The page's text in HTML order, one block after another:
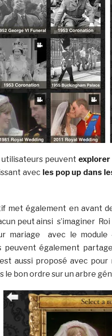
utilisateurs peuvent
avec les pop up dans
met également en avant
peut ainsi s’imaginer
mariage avec le
peuvent également
aussi proposé avec
le bon ordre sur un arbre